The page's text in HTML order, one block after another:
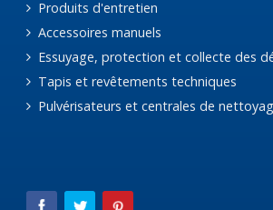
Produits d'entretien
Accessoires manuels
Essuyage, protection et collecte des
Tapis et revêtements techniques
Pulvérisateurs et centrales de